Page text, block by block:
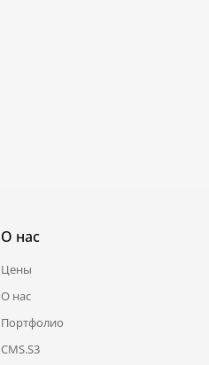
О нас
Цены
О нас
Портфолио
CMS.S3